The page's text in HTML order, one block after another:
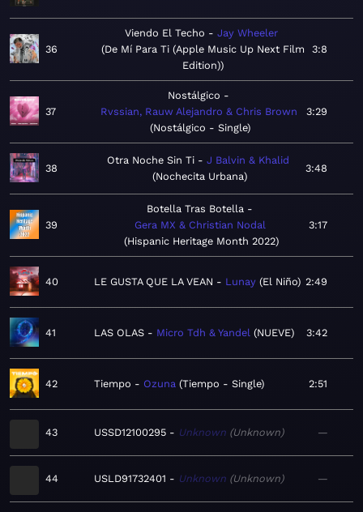
36
Viendo El Techo
Jay Wheeler
De Mí Para Ti (Apple Music Up Next Film
Edition)
3:8
37
Nostálgico
Rvssian, Rauw Alejandro & Chris Brown
Nostálgico - Single
3:29
38
Otra Noche Sin Ti
J Balvin & Khalid
Nochecita Urbana
3:48
39
Botella Tras Botella
Gera MX & Christian Nodal
Hispanic Heritage Month 2022
3:17
40 LE GUSTA QUE LA VEAN Lunay El Niño 2:49
41 LAS OLAS Micro Tdh & Yandel NUEVE 3:42
42 Tiempo Ozuna Tiempo - Single 2:51
43 USSD12100295 Unknown Unknown —
44 USLD91732401 Unknown Unknown —